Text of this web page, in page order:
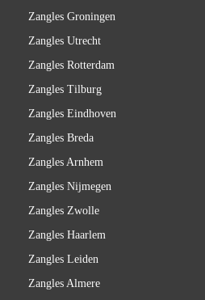
Zangles Groningen
Zangles Utrecht
Zangles Rotterdam
Zangles Tilburg
Zangles Eindhoven
Zangles Breda
Zangles Arnhem
Zangles Nijmegen
Zangles Zwolle
Zangles Haarlem
Zangles Leiden
Zangles Almere